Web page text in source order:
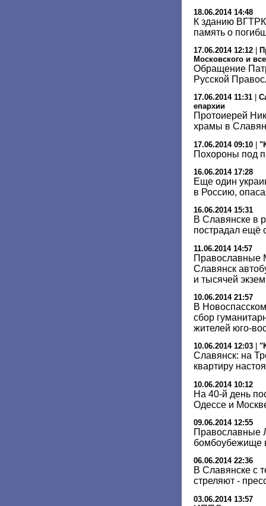
18.06.2014 14:48
К зданию ВГТРК
память о
17.06.2014 12:12
Московского и
Обращение
Русской
17.06.2014 11:31
епархии
Протоиерей
храмы в
17.06.2014 09:10 |
Похороны под
16.06.2014 17:28
Еще один
в Россию,
16.06.2014 15:31
В Славянске в
пострадал ещё
11.06.2014 14:57
Православные
Славянск
и тысячей
10.06.2014 21:57
В
сбор
жителей юго-
10.06.2014 12:03
Славянск: на
квартиру
10.06.2014 10:12
На 40-й день
Одессе и
09.06.2014 12:55
Православные
бомбоубежище
06.06.2014 22:36
В Славянске с
стреляют -
03.06.2014 13:57